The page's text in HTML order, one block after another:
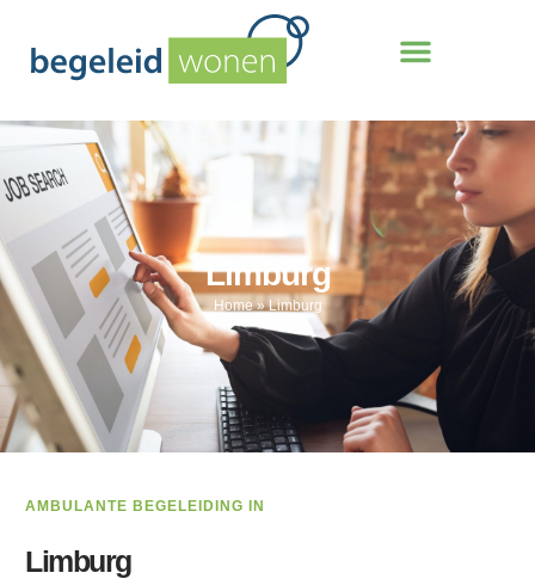
Limburg
Home»Limburg
AMBULANTE BEGELEIDING IN
Limburg